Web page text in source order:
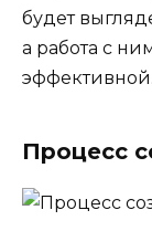
будет
а работа с
эффективной.
Процесс